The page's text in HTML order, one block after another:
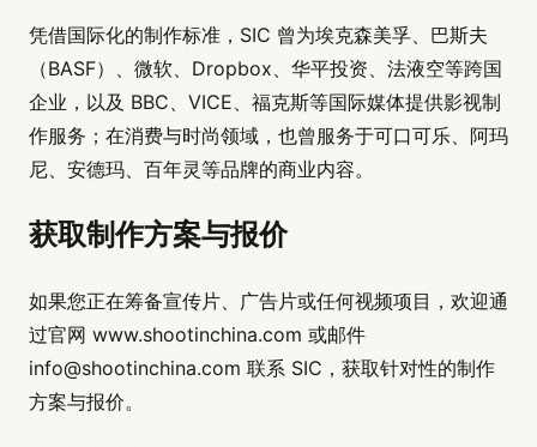
凭借国际化的制作标准，SIC 曾为埃克森美孚、巴斯夫
（BASF）、微软、Dropbox、华平投资、法液空等跨国
企业，以及 BBC、VICE、福克斯等国际媒体提供影视制
作服务；在消费与时尚领域，也曾服务于可口可乐、阿玛
尼、安德玛、百年灵等品牌的商业内容。
获取制作方案与报价
如果您正在筹备宣传片、广告片或任何视频项目，欢迎通
过官网 www.shootinchina.com 或邮件
info@shootinchina.com 联系 SIC，获取针对性的制作
方案与报价。